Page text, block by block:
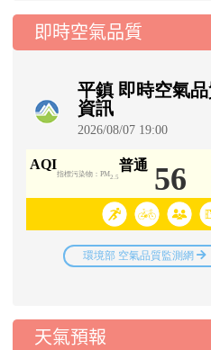
即時空氣品質
天氣預報